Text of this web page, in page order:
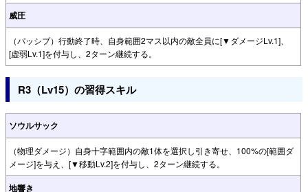
威圧
（パッシブ）行動終了時、自身範囲2マス以内の敵全員に[▼ダメージLv.1]、
[虚弱Lv.1]を付与し、2ターン継続する。
R3（Lv15）の習得スキル
ソウルサック
（物理ダメージ）自身十字範囲内の敵1体を選択し引き寄せ、100%の[範囲ダ
メージ]を与え、[▼移動Lv.2]を付与し、2ターン継続する。
地響き